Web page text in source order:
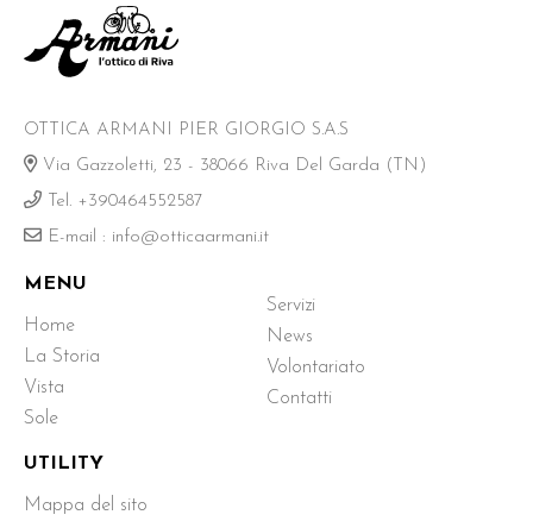
OTTICA ARMANI PIER GIORGIO S.A.S
Via Gazzoletti, 23 - 38066 Riva Del Garda (TN)
Tel. +390464552587
E-mail : info@otticaarmani.it
MENU
Home
La Storia
Vista
Sole
Servizi
News
Volontariato
Contatti
UTILITY
Mappa del sito